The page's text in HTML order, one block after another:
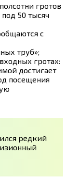
гротов
50 тысяч
с
труб»;
гротах:
достигает
посещения
редкий